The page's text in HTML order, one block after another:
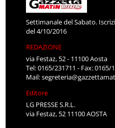
Settimanale del Sabato.
del 4/10/2016
REDAZIONE
via Festaz, 52 - 11100 Aosta
Tel: 0165/231711 - Fax: 0165/
Mail:
Editore
LG PRESSE S.R.L.
via Festaz, 52 11100 AOSTA